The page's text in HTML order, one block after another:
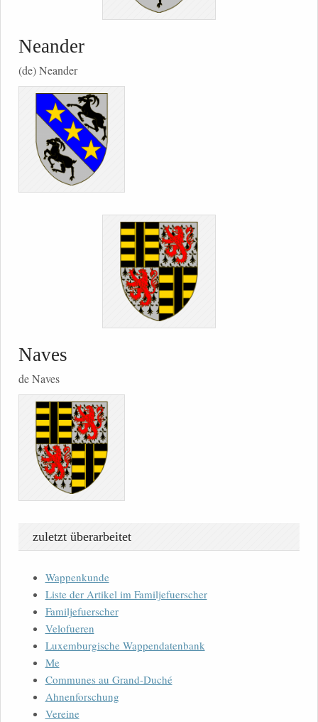
Neander
(de) Neander
Naves
de Naves
zuletzt überarbeitet
Wappenkunde
Liste der Artikel im Familjefuerscher
Familjefuerscher
Velofueren
Luxemburgische Wappendatenbank
Me
Communes au Grand-Duché
Ahnenforschung
Vereine